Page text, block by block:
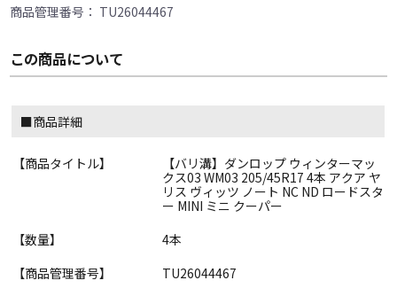
商品管理番号： TU26044467
この商品について
■商品詳細
【商品タイトル】
【バリ溝】ダンロップ ウィンターマッ
クス03 WM03 205/45R17 4本 アクア ヤ
リス ヴィッツ ノート NC ND ロードスタ
ー MINI ミニ クーパー
【数量】
4本
【商品管理番号】
TU26044467